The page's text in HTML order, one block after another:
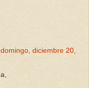
domingo, diciembre 20,